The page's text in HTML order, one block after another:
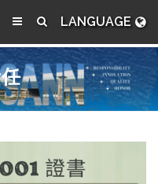
LANGUAGE